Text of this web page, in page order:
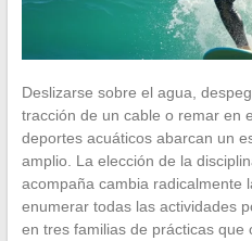
Deslizarse sobre el agua,
tracción de un cable o remar en
deportes acuáticos abarcan un
amplio. La elección de la
acompaña cambia radicalmente
enumerar todas las actividades
en tres familias de prácticas que